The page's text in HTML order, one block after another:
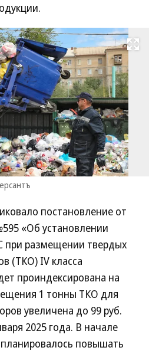
Развернуть
постановление от
«Об установлении
при размещении твердых
(ТКО) IV класса
проиндексирована на
1 тонны ТКО для
увеличена до 99 руб.
2025 года. В начале
повышать